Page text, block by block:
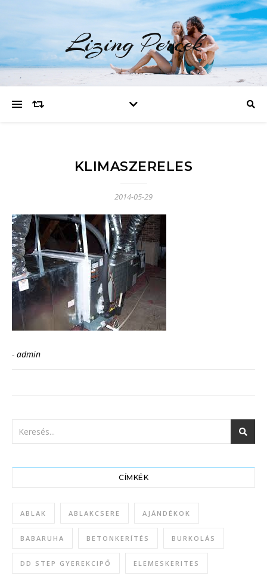
Lizing Percek
KLIMASZERELES
2014-05-29
- admin
CÍMKÉK
ABLAK ABLAKCSERE AJÁNDÉKOK
BABARUHA BETONKERÍTÉS BURKOLÁS
DD STEP GYEREKCIPŐ ELEMESKERITES